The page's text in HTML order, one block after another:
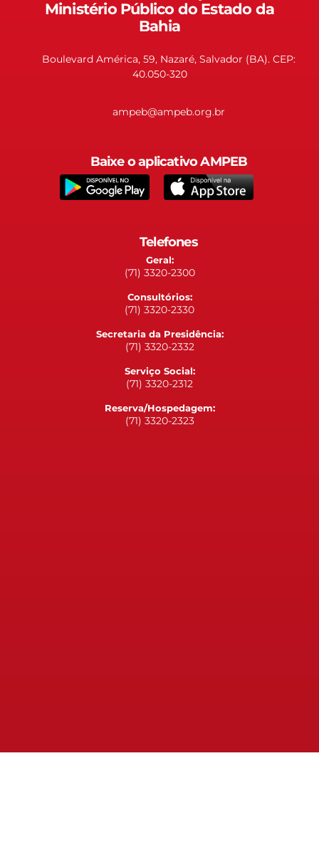
Ministério Público do Estado da
Bahia
Boulevard América, 59, Nazaré, Salvador (BA). CEP:
40.050-320
ampeb@ampeb.org.br
Baixe o aplicativo AMPEB
Telefones
Geral:
(71) 3320-2300
Consultórios:
(71) 3320-2330
Secretaria da Presidência:
(71) 3320-2332
Serviço Social:
(71) 3320-2312
Reserva/Hospedagem:
(71) 3320-2323